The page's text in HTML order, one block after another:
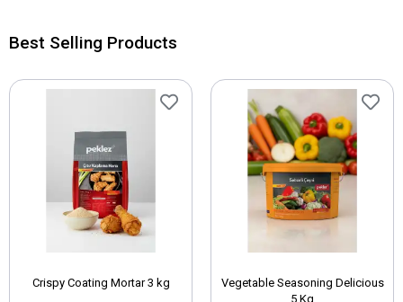
Best Selling Products
Crispy Coating Mortar 3 kg
Vegetable Seasoning Delicious
5 Kg